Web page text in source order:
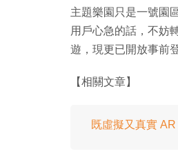
主題樂園只是一號園
用戶心急的話，不妨
遊，現更已開放事前
【相關文章】
既虛擬又真實